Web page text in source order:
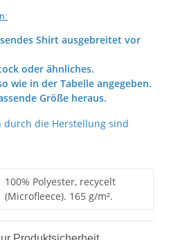
Shirt ausgebreitet vor
oder ähnliches.
wie in der Tabelle angegeben.
Größe heraus.
durch die Herstellung sind
100% Polyester, recycelt
(Microfleece). 165 g/m².